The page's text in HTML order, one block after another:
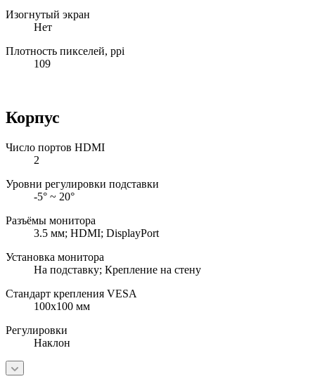
Изогнутый экран
Нет
Плотность пикселей, ppi
109
Корпус
Число портов HDMI
2
Уровни регулировки подставки
-5° ~ 20°
Разъёмы монитора
3.5 мм; HDMI; DisplayPort
Установка монитора
На подставку; Крепление на стену
Стандарт крепления VESA
100x100 мм
Регулировки
Наклон